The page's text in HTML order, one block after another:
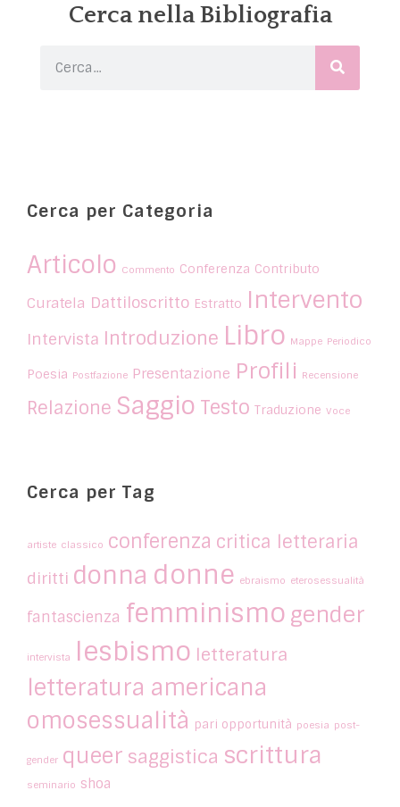
Cerca nella Bibliografia
Cerca per Categoria
Articolo Commento Conferenza Contributo
Curatela Dattiloscritto Estratto Intervento
Intervista Introduzione Libro Mappe Periodico
Poesia Postfazione Presentazione Profili Recensione
Relazione Saggio Testo Traduzione Voce
Cerca per Tag
artiste classico conferenza critica letteraria
diritti donna donne ebraismo eterosessualità
fantascienza femminismo gender
intervista lesbismo letteratura
letteratura americana
omosessualità pari opportunità poesia post-
gender queer saggistica scrittura
seminario shoa